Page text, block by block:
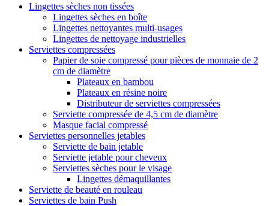
Lingettes sèches non tissées
Lingettes sèches en boîte
Lingettes nettoyantes multi-usages
Lingettes de nettoyage industrielles
Serviettes compressées
Papier de soie compressé pour pièces de monnaie de 2
cm de diamètre
Plateaux en bambou
Plateaux en résine noire
Distributeur de serviettes compressées
Serviette compressée de 4,5 cm de diamètre
Masque facial compressé
Serviettes personnelles jetables
Serviette de bain jetable
Serviette jetable pour cheveux
Serviettes sèches pour le visage
Lingettes démaquillantes
Serviette de beauté en rouleau
Serviettes de bain Push